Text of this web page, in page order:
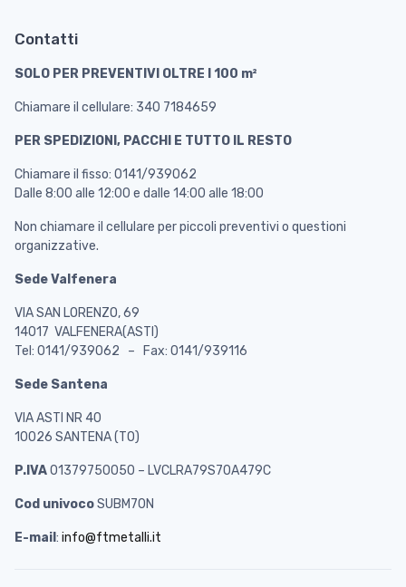
Contatti
SOLO PER PREVENTIVI OLTRE I 100 m²
Chiamare il cellulare: 340 7184659
PER SPEDIZIONI, PACCHI E TUTTO IL RESTO
Chiamare il fisso: 0141/939062
Dalle 8:00 alle 12:00 e dalle 14:00 alle 18:00
Non chiamare il cellulare per piccoli preventivi o questioni
organizzative.
Sede Valfenera
VIA SAN LORENZO, 69
14017 VALFENERA(ASTI)
Tel: 0141/939062 – Fax: 0141/939116
Sede Santena
VIA ASTI NR 40
10026 SANTENA (TO)
P.IVA01379750050 – LVCLRA79S70A479C
Cod univocoSUBM70N
E-mail : info@ftmetalli.it